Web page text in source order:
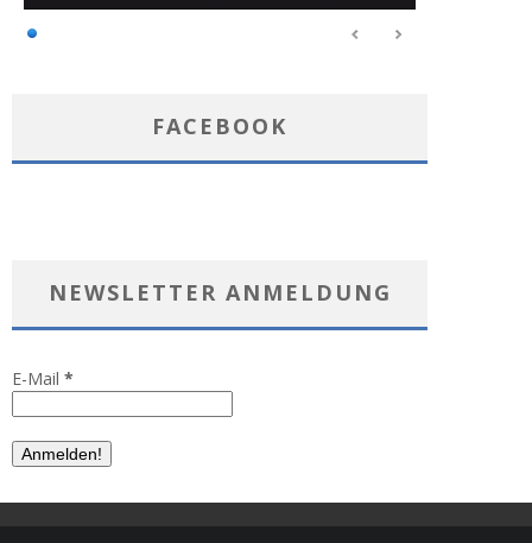
FACEBOOK
NEWSLETTER ANMELDUNG
E-Mail *